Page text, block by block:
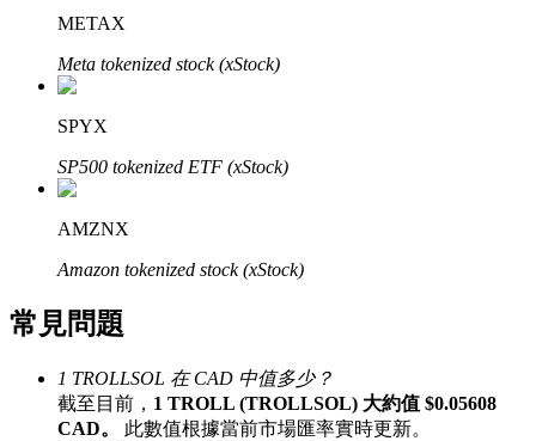
合夥人計劃
METAX
Meta tokenized stock (xStock)
SPYX
SP500 tokenized ETF (xStock)
AMZNX
Amazon tokenized stock (xStock)
常見問題
1 TROLLSOL 在 CAD 中值多少？
截至目前， 1 TROLL (TROLLSOL) 大約值 $0.05608
CAD。
此數值根據當前市場匯率實時更新。